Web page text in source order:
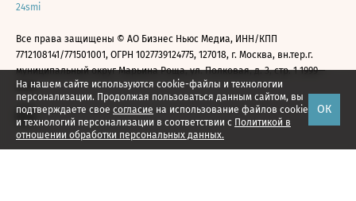
На нашем сайте используются cookie-файлы и технологии
персонализации. Продолжая пользоваться данным сайтом, вы
подтверждаете свое согласие на использование файлов cookie
и технологий персонализации в соответствии с Политикой в
отношении обработки персональных данных.
ОК
24smi
Все права защищены © АО Бизнес Ньюс Медиа, ИНН/КПП
7712108141/771501001, ОГРН 1027739124775, 127018, г. Москва, вн.тер.г.
муниципальный округ Марьина Роща, ул. Полковая, д. 3, стр. 1 1999—
2026